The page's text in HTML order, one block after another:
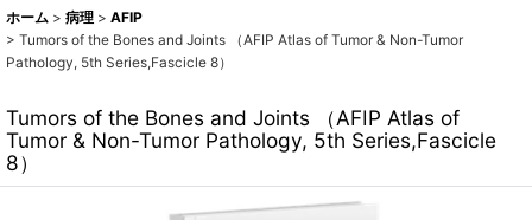
ホーム > 病理 > AFIP
> Tumors of the Bones and Joints （AFIP Atlas of Tumor & Non-Tumor
Pathology, 5th Series,Fascicle 8）
Tumors of the Bones and Joints （AFIP Atlas of
Tumor & Non-Tumor Pathology, 5th Series,Fascicle
8）